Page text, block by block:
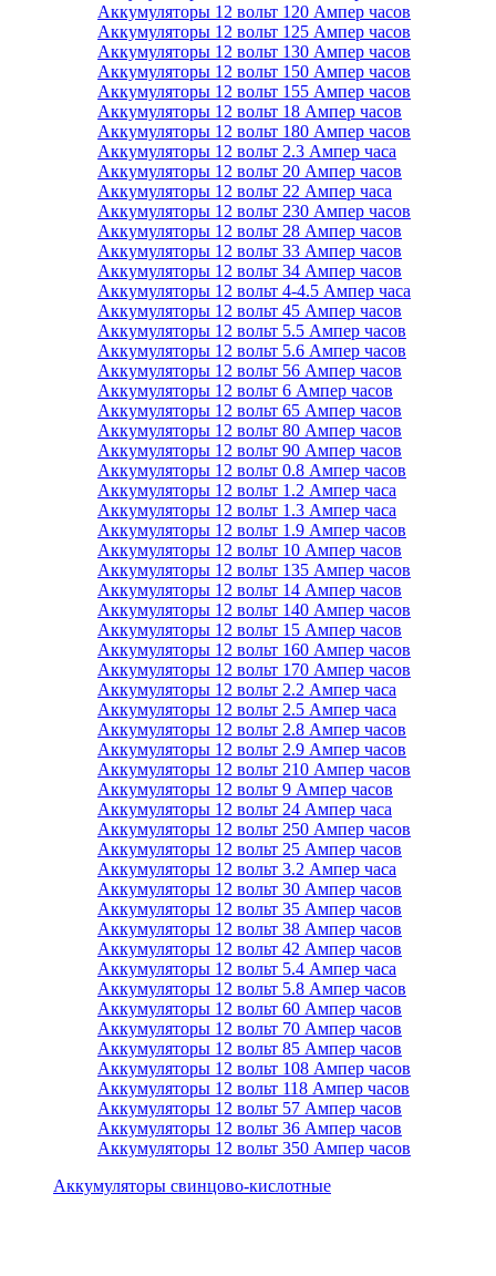
Аккумуляторы 12 вольт 120 Ампер часов
Аккумуляторы 12 вольт 125 Ампер часов
Аккумуляторы 12 вольт 130 Ампер часов
Аккумуляторы 12 вольт 150 Ампер часов
Аккумуляторы 12 вольт 155 Ампер часов
Аккумуляторы 12 вольт 18 Ампер часов
Аккумуляторы 12 вольт 180 Ампер часов
Аккумуляторы 12 вольт 2.3 Ампер часа
Аккумуляторы 12 вольт 20 Ампер часов
Аккумуляторы 12 вольт 22 Ампер часа
Аккумуляторы 12 вольт 230 Ампер часов
Аккумуляторы 12 вольт 28 Ампер часов
Аккумуляторы 12 вольт 33 Ампер часов
Аккумуляторы 12 вольт 34 Ампер часов
Аккумуляторы 12 вольт 4-4.5 Ампер часа
Аккумуляторы 12 вольт 45 Ампер часов
Аккумуляторы 12 вольт 5.5 Ампер часов
Аккумуляторы 12 вольт 5.6 Ампер часов
Аккумуляторы 12 вольт 56 Ампер часов
Аккумуляторы 12 вольт 6 Ампер часов
Аккумуляторы 12 вольт 65 Ампер часов
Аккумуляторы 12 вольт 80 Ампер часов
Аккумуляторы 12 вольт 90 Ампер часов
Аккумуляторы 12 вольт 0.8 Ампер часов
Аккумуляторы 12 вольт 1.2 Ампер часа
Аккумуляторы 12 вольт 1.3 Ампер часа
Аккумуляторы 12 вольт 1.9 Ампер часов
Аккумуляторы 12 вольт 10 Ампер часов
Аккумуляторы 12 вольт 135 Ампер часов
Аккумуляторы 12 вольт 14 Ампер часов
Аккумуляторы 12 вольт 140 Ампер часов
Аккумуляторы 12 вольт 15 Ампер часов
Аккумуляторы 12 вольт 160 Ампер часов
Аккумуляторы 12 вольт 170 Ампер часов
Аккумуляторы 12 вольт 2.2 Ампер часа
Аккумуляторы 12 вольт 2.5 Ампер часа
Аккумуляторы 12 вольт 2.8 Ампер часов
Аккумуляторы 12 вольт 2.9 Ампер часов
Аккумуляторы 12 вольт 210 Ампер часов
Аккумуляторы 12 вольт 9 Ампер часов
Аккумуляторы 12 вольт 24 Ампер часа
Аккумуляторы 12 вольт 250 Ампер часов
Аккумуляторы 12 вольт 25 Ампер часов
Аккумуляторы 12 вольт 3.2 Ампер часа
Аккумуляторы 12 вольт 30 Ампер часов
Аккумуляторы 12 вольт 35 Ампер часов
Аккумуляторы 12 вольт 38 Ампер часов
Аккумуляторы 12 вольт 42 Ампер часов
Аккумуляторы 12 вольт 5.4 Ампер часа
Аккумуляторы 12 вольт 5.8 Ампер часов
Аккумуляторы 12 вольт 60 Ампер часов
Аккумуляторы 12 вольт 70 Ампер часов
Аккумуляторы 12 вольт 85 Ампер часов
Аккумуляторы 12 вольт 108 Ампер часов
Аккумуляторы 12 вольт 118 Ампер часов
Аккумуляторы 12 вольт 57 Ампер часов
Аккумуляторы 12 вольт 36 Ампер часов
Аккумуляторы 12 вольт 350 Ампер часов
Аккумуляторы свинцово-кислотные